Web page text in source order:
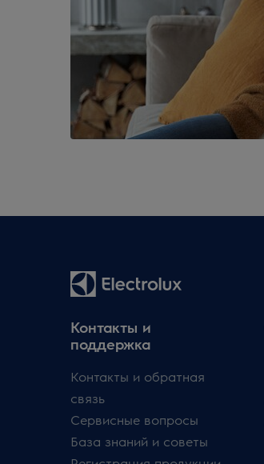
Контакты и
поддержка
Контакты и обратная
связь
Сервисные вопросы
База знаний и советы